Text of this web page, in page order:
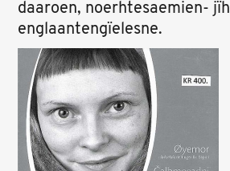
daaroen, noerhtesaemien- jïh
englaantengïelesne.